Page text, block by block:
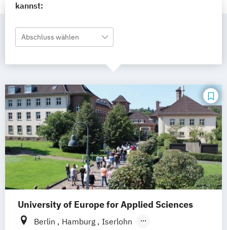
kannst:
Abschluss wählen
University of Europe for Applied Sciences
Berlin Hamburg
Iserlohn